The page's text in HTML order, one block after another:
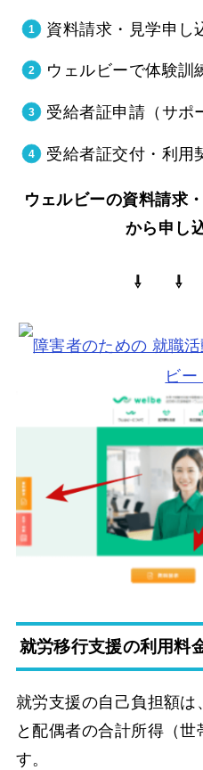
資料請求・見学申し
ウェルビーで体験訓
受給者証申請（サポ
受給者証交付・利用
ウェルビーの資料請求
から申し
⇩ ⇩
障害者のための 就職
ビー
就労移行支援の利用料
就労支援の自己負担額は
と配偶者の合計所得（
す。